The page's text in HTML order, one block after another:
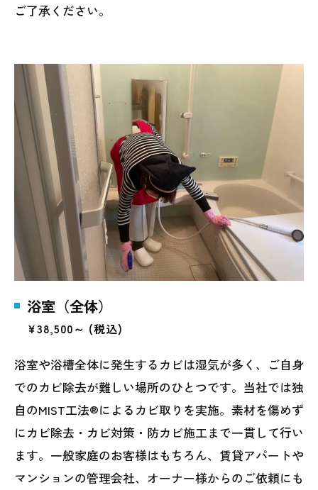
ご了承ください。
浴室（全体）
¥38,500～ (税込)
浴室や浴槽全体に発生するカビは湿気が多く、ご自身
でのカビ除去が難しい場所のひとつです。当社では独
自のMIST工法®によるカビ取りを実施。素材を傷めず
にカビ除去・カビ対策・防カビ施工まで一貫して行い
ます。一般家庭のお客様はもちろん、賃貸アパートや
マンションの管理会社、オーナー様からのご依頼にも